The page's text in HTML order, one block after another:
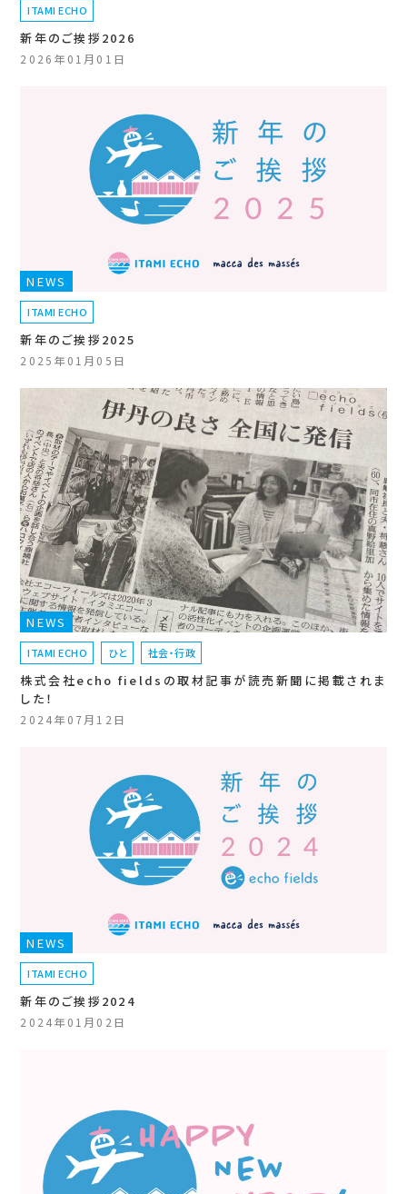
ITAMI ECHO
新年のご挨拶2026
2026年01月01日
NEWS
ITAMI ECHO
新年のご挨拶2025
2025年01月05日
NEWS
ITAMI ECHO ひと 社会・行政
株式会社echo fieldsの取材記事が読売新聞に掲載されま
した！
2024年07月12日
NEWS
ITAMI ECHO
新年のご挨拶2024
2024年01月02日